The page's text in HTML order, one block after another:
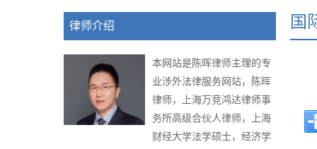
律师介绍
本网站是陈晖律师主理的专
业涉外法律服务网站，陈晖
律师，上海万竞鸿达律师事
务所高级合伙人律师，上海
财经大学法学硕士，经济学
国